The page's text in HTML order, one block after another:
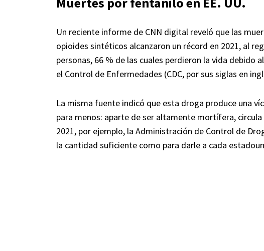
Un reciente informe de CNN digital reveló que las
opioides sintéticos alcanzaron un récord en 2021, al
personas, 66 % de las cuales perdieron la vida debido
el Control de Enfermedades (CDC, por sus siglas en
La misma fuente indicó que esta droga produce una
para menos: aparte de ser altamente mortífera,
2021, por ejemplo, la Administración de Control de
la cantidad suficiente como para darle a cada